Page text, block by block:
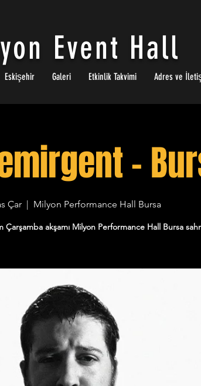
Eskişehir Galeri Etkinlik Takvimi Adres ve
Event Hall
-
Çar
  |
Milyon Performance Hall Bursa
Çarşamba akşamı Milyon Performance Hall Bursa